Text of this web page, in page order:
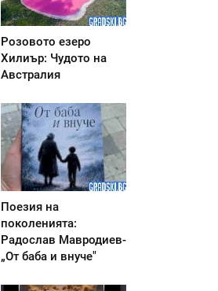
Розовото езеро
Хилиър: Чудото на
Австралия
Поезия на
поколенията:
Радослав Мавродиев-
„От баба и внуче"